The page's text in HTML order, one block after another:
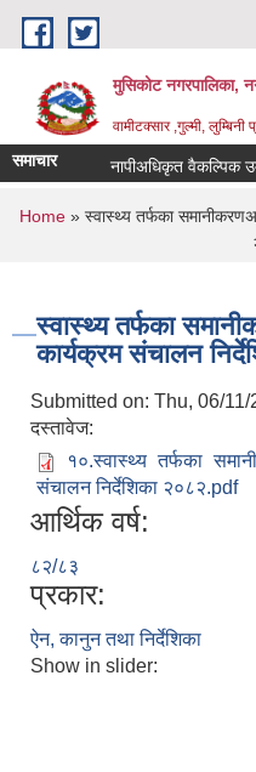
Skip to main content
मुसिकोट नगरपालिका,
वामीटक्सार ,गुल्मी,
समाचार नापीअधिकृत वैकल्पिक
You are here
Home» स्वास्थ्य तर्फका
स्वास्थ्य तर्फका
कार्यक्रम संचालन
Submitted on: Thu, 06/11/
दस्तावेज:
१०.स्वास्थ्य तर्फका
संचालन निर्देशिका २०८२.pdf
आर्थिक वर्ष:
८२/८३
प्रकार:
ऐन, कानुन तथा निर्देशिका
Show in slider: